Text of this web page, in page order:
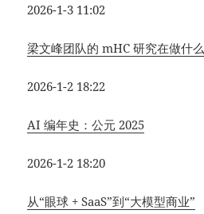
2026-1-3 11:02
梁文峰团队的 mHC 研究在做什么
2026-1-2 18:22
AI 编年史：公元 2025
2026-1-2 18:20
从“眼球 + SaaS”到“大模型商业”